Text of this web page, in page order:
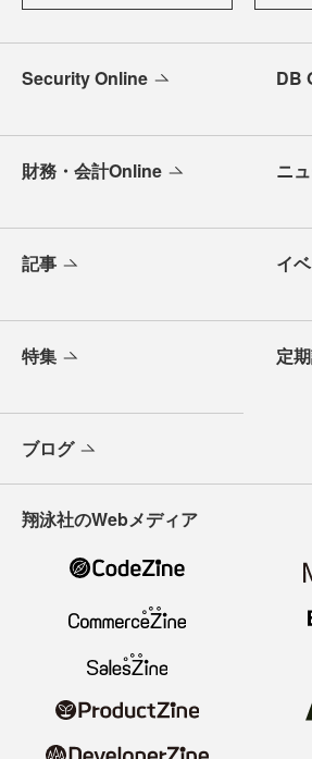
Security Online DB
財務・会計Online ニ
記事 イ
特集 定
ブログ
翔泳社のWebメディア